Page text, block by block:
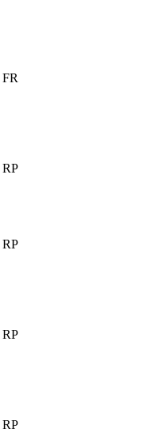
FR
RP
RP
RP
RP